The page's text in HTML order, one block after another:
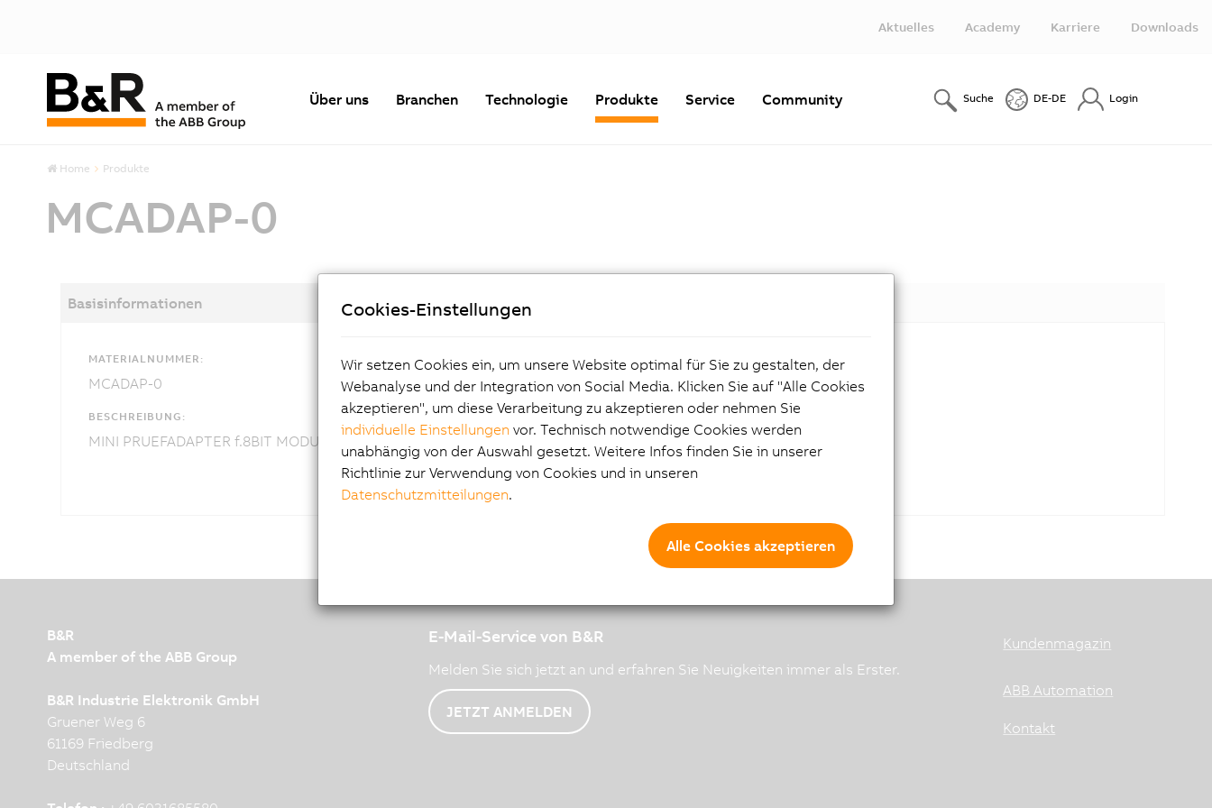
Aktuelles Academy Karriere Downloads
Über uns Branchen Technologie Produkte Service Community Suche DE-DE Login
Home Produkte
MCADAP-0
Basisinformationen
MATERIALNUMMER:
MCADAP-0
BESCHREIBUNG:
MINI PRUEFADAPTER f.8BIT MODULE
B&R
A member of the ABB Group
B&R Industrie Elektronik GmbH
Gruener Weg 6
61169 Friedberg
Deutschland
E-Mail-Service von B&R
Melden Sie sich jetzt an und erfahren Sie Neuigkeiten immer als Erster.
JETZT ANMELDEN
Kundenmagazin
ABB Automation
Kontakt
Cookies-Einstellungen
Wir setzen Cookies ein, um unsere Website optimal für Sie zu gestalten, der
Webanalyse und der Integration von Social Media. Klicken Sie auf "Alle Cookies
akzeptieren", um diese Verarbeitung zu akzeptieren oder nehmen Sie
individuelle Einstellungen vor. Technisch notwendige Cookies werden
unabhängig von der Auswahl gesetzt. Weitere Infos finden Sie in unserer
Richtlinie zur Verwendung von Cookies und in unseren
Datenschutzmitteilungen.
Alle Cookies akzeptieren